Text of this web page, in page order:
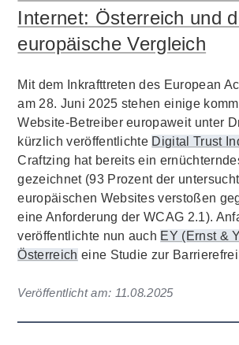
Internet: Österreich und
europäische Vergleich
Mit dem Inkrafttreten des European
am 28. Juni 2025 stehen einige
Website-Betreiber europaweit unter
kürzlich veröffentlichte Digital Trust
Craftzing hat bereits ein
gezeichnet (93 Prozent der
europäischen Websites verstoßen
eine Anforderung der WCAG 2.1).
veröffentlichte nun auch EY (Ernst &
Österreich eine Studie zur
Veröffentlicht am: 11.08.2025